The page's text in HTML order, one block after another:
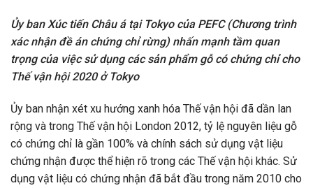
Ủy ban Xúc tiến Châu á tại Tokyo của PEFC (Chương trình
xác nhận đề án chứng chỉ rừng) nhấn mạnh tầm quan
trọng của việc sử dụng các sản phẩm gỗ có chứng chỉ cho
Thế vận hội 2020 ở Tokyo
Ủy ban nhận xét xu hướng xanh hóa Thế vận hội đã dần lan
rộng và trong Thế vận hội London 2012, tỷ lệ nguyên liệu gỗ
có chứng chỉ là gần 100% và chính sách sử dụng vật liệu
chứng nhận được thể hiện rõ trong các Thế vận hội khác. Sử
dụng vật liệu có chứng nhận đã bắt đầu trong năm 2010 cho